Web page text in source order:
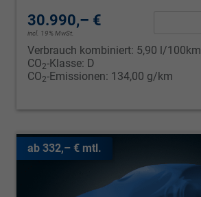
30.990,– €
incl. 19% MwSt.
Verbrauch kombiniert: 5,90 l/100km
CO2-Klasse: D
CO2-Emissionen: 134,00 g/km
ab 332,– € mtl.